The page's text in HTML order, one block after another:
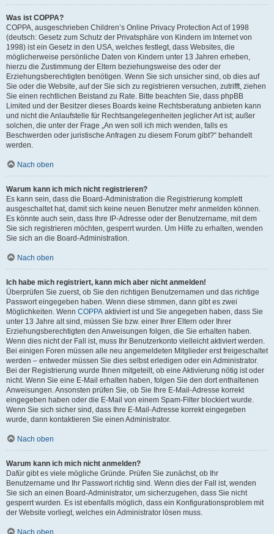
Was ist COPPA?
COPPA, ausgeschrieben Children’s Online Privacy Protection Act of 1998
(deutsch: Gesetz zum Schutz der Privatsphäre von Kindern im Internet von
1998) ist ein Gesetz in den USA, welches festlegt, dass Websites, die
möglicherweise persönliche Daten von Kindern unter 13 Jahren erheben,
hierzu die Zustimmung der Eltern beziehungsweise des oder der
Erziehungsberechtigten benötigen. Wenn Sie sich unsicher sind, ob dies auf
Sie oder die Website, auf der Sie sich zu registrieren versuchen, zutrifft, ziehen
Sie einen rechtlichen Beistand zu Rate. Bitte beachten Sie, dass phpBB
Limited und der Besitzer dieses Boards keine Rechtsberatung anbieten kann
und nicht die Anlaufstelle für Rechtsangelegenheiten jeglicher Art ist; außer
solchen, die unter der Frage „An wen soll ich mich wenden, falls es
Beschwerden oder juristische Anfragen zu diesem Forum gibt?“ behandelt
werden.
Nach oben
Warum kann ich mich nicht registrieren?
Es kann sein, dass die Board-Administration die Registrierung komplett
ausgeschaltet hat, damit sich keine neuen Benutzer mehr anmelden können.
Es könnte auch sein, dass Ihre IP-Adresse oder der Benutzername, mit dem
Sie sich registrieren möchten, gesperrt wurden. Um Hilfe zu erhalten, wenden
Sie sich an die Board-Administration.
Nach oben
Ich habe mich registriert, kann mich aber nicht anmelden!
Überprüfen Sie zuerst, ob Sie den richtigen Benutzernamen und das richtige
Passwort eingegeben haben. Wenn diese stimmen, dann gibt es zwei
Möglichkeiten. Wenn COPPA aktiviert ist und Sie angegeben haben, dass Sie
unter 13 Jahre alt sind, müssen Sie bzw. einer Ihrer Eltern oder Ihrer
Erziehungsberechtigten den Anweisungen folgen, die Sie erhalten haben.
Wenn dies nicht der Fall ist, muss Ihr Benutzerkonto vielleicht aktiviert werden.
Bei einigen Foren müssen alle neu angemeldeten Mitglieder erst freigeschaltet
werden – entweder müssen Sie dies selbst erledigen oder ein Administrator.
Bei der Registrierung wurde Ihnen mitgeteilt, ob eine Aktivierung nötig ist oder
nicht. Wenn Sie eine E-Mail erhalten haben, folgen Sie den dort enthaltenen
Anweisungen. Ansonsten prüfen Sie, ob Sie Ihre E-Mail-Adresse korrekt
eingegeben haben oder die E-Mail von einem Spam-Filter blockiert wurde.
Wenn Sie sich sicher sind, dass Ihre E-Mail-Adresse korrekt eingegeben
wurde, dann kontaktieren Sie einen Administrator.
Nach oben
Warum kann ich mich nicht anmelden?
Dafür gibt es viele mögliche Gründe. Prüfen Sie zunächst, ob Ihr
Benutzername und Ihr Passwort richtig sind. Wenn dies der Fall ist, wenden
Sie sich an einen Board-Administrator, um sicherzugehen, dass Sie nicht
gesperrt wurden. Es ist ebenfalls möglich, dass ein Konfigurationsproblem mit
der Website vorliegt, welches ein Administrator lösen muss.
Nach oben